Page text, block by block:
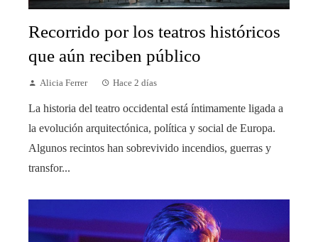
Recorrido por los teatros históricos
que aún reciben público
Alicia Ferrer Hace 2 días
La historia del teatro occidental está íntimamente ligada a
la evolución arquitectónica, política y social de Europa.
Algunos recintos han sobrevivido incendios, guerras y
transfor...